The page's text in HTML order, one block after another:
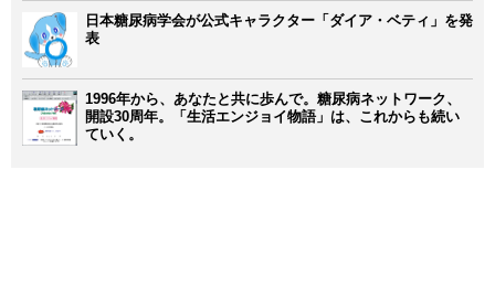
日本糖尿病学会が公式キャラクター「ダイア・ベティ」を発
表
1996年から、あなたと共に歩んで。糖尿病ネットワーク、
開設30周年。「生活エンジョイ物語」は、これからも続い
ていく。